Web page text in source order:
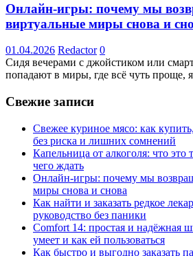
Онлайн-игры: почему мы
виртуальные миры снова и
01.04.2026 Redactor 0
Сидя вечерами с джойстиком или
попадают в миры, где всё чуть проще,
Свежие записи
Свежее куриное мясо: как
без риска и лишних сомнений
Капельница от алкоголя: что это
чего ждать
Онлайн-игры: почему мы
миры снова и снова
Как найти и заказать редкое
руководство без паники
Comfort 14: простая и надёжная
умеет и как ей пользоваться
Как быстро и выгодно заказать